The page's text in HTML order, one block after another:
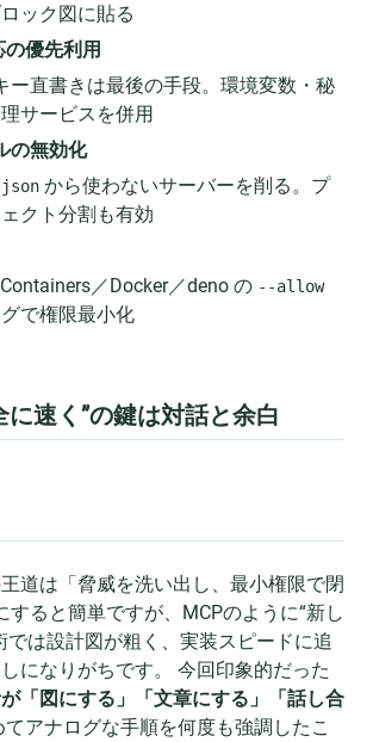
ック図に貼る
の優先利用
ー直書きは最後の手段。環境変数・秘
サービスを併用
の無効化
から使わないサーバーを削る。プ
クト分割も有効
／Docker／deno の --allow
で権限最小化
速く”の鍵は対話と余白
道は「脅威を洗い出し、最小権限で閉
ると簡単ですが、MCPのように“新し
では設計図が粗く、実装スピードに追
になりがちです。 今回印象的だった
「図にする」「文章にする」「話し合
てアナログな手順を何度も強調したこ